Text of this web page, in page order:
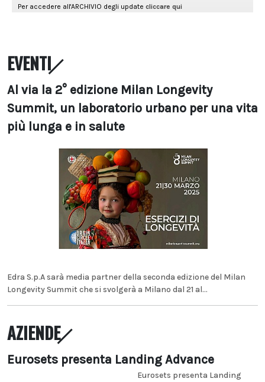
EVENTI
Al via la 2° edizione Milan Longevity
Summit, un laboratorio urbano per una vita
più lunga e in salute
Edra S.p.A sarà media partner della seconda edizione del Milan
Longevity Summit che si svolgerà a Milano dal 21 al...
AZIENDE
Eurosets presenta Landing Advance
Eurosets presenta Landing